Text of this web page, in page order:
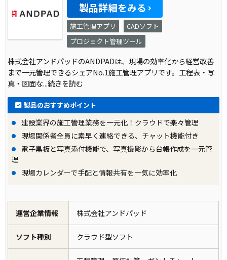
製品詳細をみる
施工管理アプリ
CADソフト
プロジェクト管理ツール
株式会社アンドパッドのANDPADは、現場の効率化から経営改善
まで一元管理できるシェアNo.1施工管理アプリです。工程表・写
真・図面な...続きを読む
製品のおすすめポイント
建設業界の施工管理業務を一元化！クラウドで楽々管理
現場関係者全員に素早く連絡できる、チャット機能付き
電子黒板と写真添付機能で、写真撮影から台帳作成を一元管
理
現場カレンダーで手配と情報共有を一気に効率化
運営企業情報 株式会社アンドパッド
ソフト種別 クラウド型ソフト